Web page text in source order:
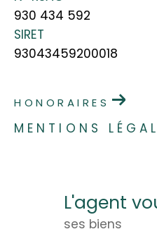
930 434 592
SIRET
93043459200018
HONORAIRES
MENTIONS
L'agent
ses biens